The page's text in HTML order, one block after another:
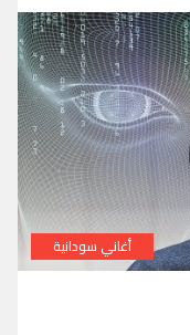
أغاني سودانية